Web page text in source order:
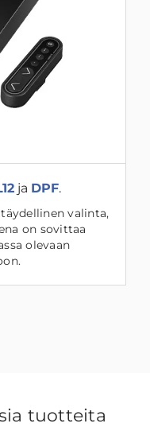
ja DPF.
valinta,
on sovittaa
olevaan
tuotteita